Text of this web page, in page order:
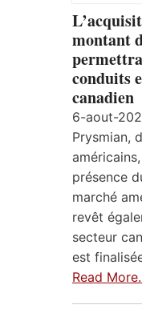
montant
conduits
canadien
6-aout-
Prysmian,
présence
marché
revêt
secteur
est
Read